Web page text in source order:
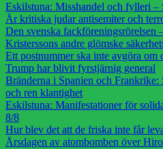
Eskilstuna: Misshandel och fylleri –
Är kritiska judar antisemiter och
Den svenska fackföreningsrörelsen
Kristerssons andre glömske
Ett postnummer ska inte avgöra om
Trump har blivit fyrstjärnig general
Bränderna i Spanien och
och ren klantighet
Eskilstuna: Manifestationer för
8/8
Hur blev det att de friska inte får
Årsdagen av atombomben över